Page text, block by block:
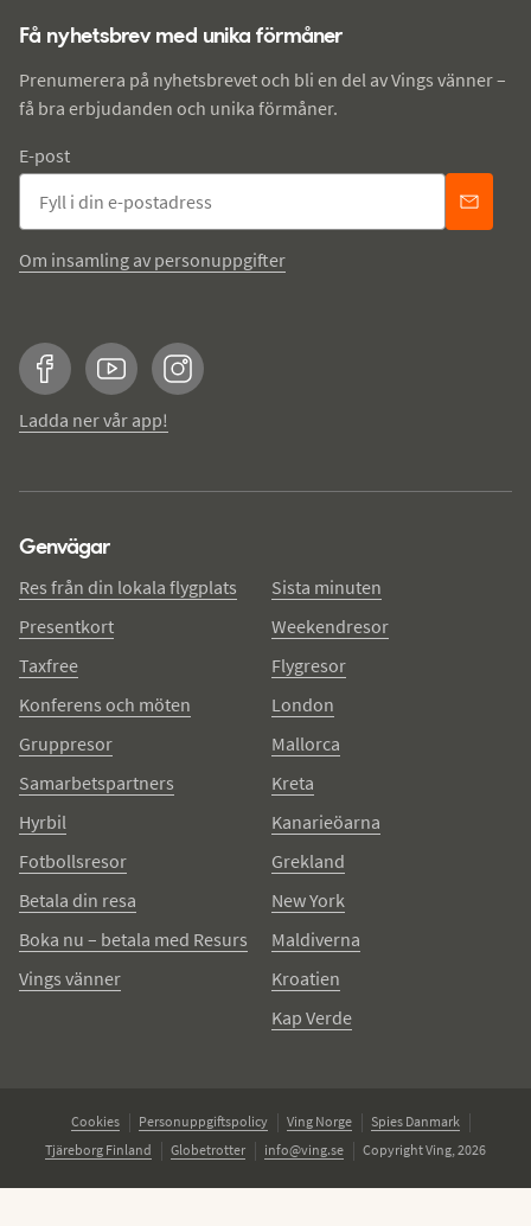
Få nyhetsbrev med unika förmåner
Prenumerera på nyhetsbrevet och bli en del av Vings vänner –
få bra erbjudanden och unika förmåner.
E-post
Om insamling av personuppgifter
FacebookYouTubeInstagram
Ladda ner vår app!
Genvägar
Res från din lokala flygplats
Presentkort
Taxfree
Konferens och möten
Gruppresor
Samarbetspartners
Hyrbil
Fotbollsresor
Betala din resa
Boka nu – betala med Resurs
Vings vänner
Sista minuten
Weekendresor
Flygresor
London
Mallorca
Kreta
Kanarieöarna
Grekland
New York
Maldiverna
Kroatien
Kap Verde
Cookies Personuppgiftspolicy Ving Norge
Spies Danmark
Tjäreborg Finland
Globetrotter info@ving.se Copyright Ving, 2026